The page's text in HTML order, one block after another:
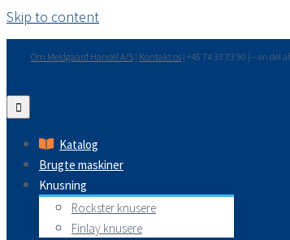
Skip to content
Om Meldgaard Handel A/S | Kontakt os | +45 74 33 73 90 | – en del
Katalog
Brugte maskiner
Knusning
Rockster knusere
Finlay knusere